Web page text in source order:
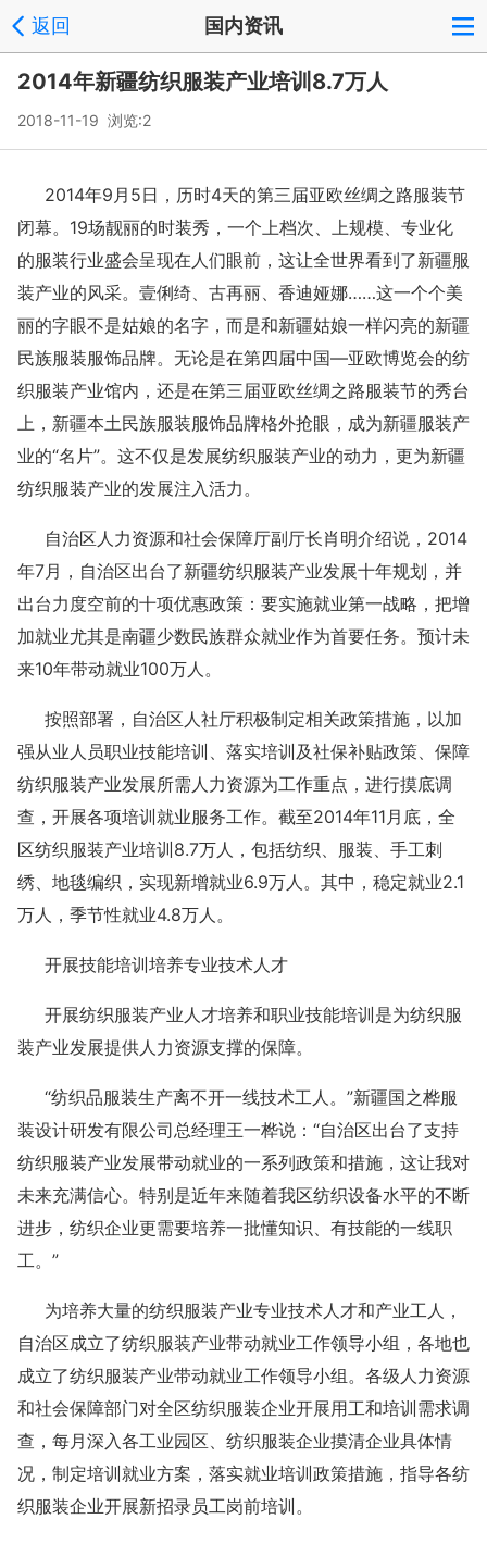
返回 国内资讯
2014年新疆纺织服装产业培训8.7万人
2018-11-19 浏览:2
2014年9月5日，历时4天的第三届亚欧丝绸之路服装节
闭幕。19场靓丽的时装秀，一个上档次、上规模、专业化
的服装行业盛会呈现在人们眼前，这让全世界看到了新疆服
装产业的风采。壹俐绮、古再丽、香迪娅娜……这一个个美
丽的字眼不是姑娘的名字，而是和新疆姑娘一样闪亮的新疆
民族服装服饰品牌。无论是在第四届中国—亚欧博览会的纺
织服装产业馆内，还是在第三届亚欧丝绸之路服装节的秀台
上，新疆本土民族服装服饰品牌格外抢眼，成为新疆服装产
业的“名片”。这不仅是发展纺织服装产业的动力，更为新疆
纺织服装产业的发展注入活力。
自治区人力资源和社会保障厅副厅长肖明介绍说，2014
年7月，自治区出台了新疆纺织服装产业发展十年规划，并
出台力度空前的十项优惠政策：要实施就业第一战略，把增
加就业尤其是南疆少数民族群众就业作为首要任务。预计未
来10年带动就业100万人。
按照部署，自治区人社厅积极制定相关政策措施，以加
强从业人员职业技能培训、落实培训及社保补贴政策、保障
纺织服装产业发展所需人力资源为工作重点，进行摸底调
查，开展各项培训就业服务工作。截至2014年11月底，全
区纺织服装产业培训8.7万人，包括纺织、服装、手工刺
绣、地毯编织，实现新增就业6.9万人。其中，稳定就业2.1
万人，季节性就业4.8万人。
开展技能培训培养专业技术人才
开展纺织服装产业人才培养和职业技能培训是为纺织服
装产业发展提供人力资源支撑的保障。
“纺织品服装生产离不开一线技术工人。”新疆国之桦服
装设计研发有限公司总经理王一桦说：“自治区出台了支持
纺织服装产业发展带动就业的一系列政策和措施，这让我对
未来充满信心。特别是近年来随着我区纺织设备水平的不断
进步，纺织企业更需要培养一批懂知识、有技能的一线职
工。”
为培养大量的纺织服装产业专业技术人才和产业工人，
自治区成立了纺织服装产业带动就业工作领导小组，各地也
成立了纺织服装产业带动就业工作领导小组。各级人力资源
和社会保障部门对全区纺织服装企业开展用工和培训需求调
查，每月深入各工业园区、纺织服装企业摸清企业具体情
况，制定培训就业方案，落实就业培训政策措施，指导各纺
织服装企业开展新招录员工岗前培训。